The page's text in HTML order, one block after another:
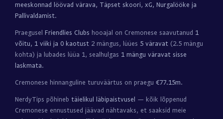
meeskonnad löövad värava, Täpset skoori, xG, Nurgalööke ja
Pallivaldamist.
Praegusel Friendlies Clubs hooajal on Cremonese saavutanud 1
võitu, 1 viiki ja 0 kaotust 2 mängus, lüües 5 väravat (2.5 mängu
kohta) ja lubades lüüa 1, sealhulgas 1 mängu väravat sisse
laskmata.
Cremonese hinnanguline turuväärtus on praegu €77.15m.
NerdyTips põhineb täielikul läbipaistvusel — kõik lõppenud
Cremonese ennustused jäävad nähtavaks, et saaksid meie